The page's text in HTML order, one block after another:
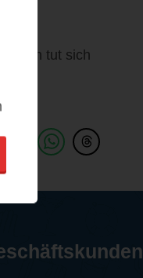
dann tut sich